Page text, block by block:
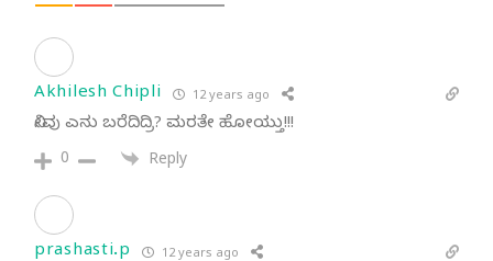
Akhilesh Chipli 12 years ago
ನೀವು ಎನು ಬರೆದಿದ್ರಿ? ಮರತೇ ಹೋಯ್ತು!!!
0 Reply
prashasti.p 12 years ago